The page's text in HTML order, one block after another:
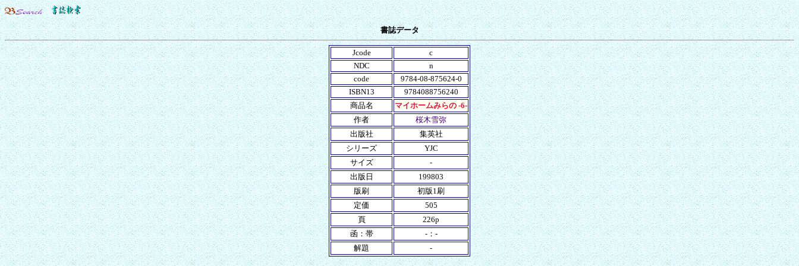
書誌データ
Jcode
c
NDC
n
code
9784-08-875624-0
ISBN13
9784088756240
商品名
マイホームみらの -6-
作者
桜木雪弥
出版社
集英社
シリーズ
YJC
サイズ
-
出版日
199803
版刷
初版1刷
定価
505
頁
226p
函：帯
-：-
解題
-